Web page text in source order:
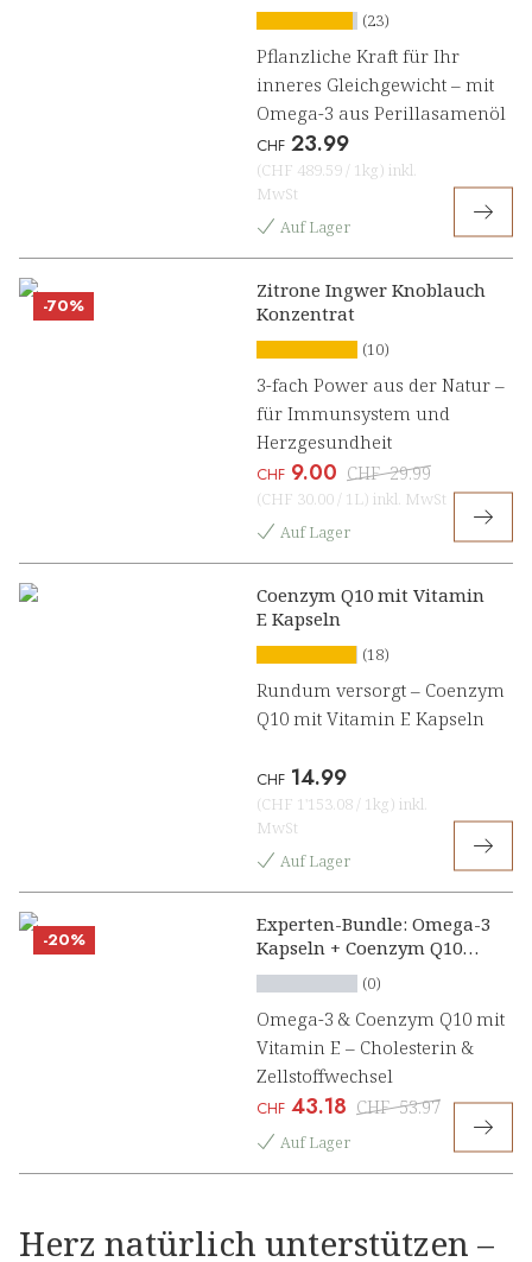
(23)
Pflanzliche Kraft für Ihr
inneres Gleichgewicht – mit
Omega-3 aus Perillasamenöl
CHF 23.99
(CHF 489.59 / 1kg) inkl.
MwSt
Auf Lager
-70%
Zitrone Ingwer Knoblauch
Konzentrat
(10)
3-fach Power aus der Natur –
für Immunsystem und
Herzgesundheit
CHF 9.00 CHF 29.99
(CHF 30.00 / 1L) inkl. MwSt
Auf Lager
Coenzym Q10 mit Vitamin
E Kapseln
(18)
Rundum versorgt – Coenzym
Q10 mit Vitamin E Kapseln
CHF 14.99
(CHF 1'153.08 / 1kg) inkl.
MwSt
Auf Lager
-20%
Experten-Bundle: Omega-3
Kapseln + Coenzym Q10
mit Vitamin E Kapseln
(0)
Omega-3 & Coenzym Q10 mit
Vitamin E – Cholesterin &
Zellstoffwechsel
CHF 43.18 CHF 53.97
Auf Lager
Herz natürlich unterstützen –